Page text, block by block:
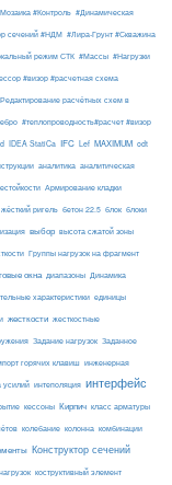
#Контроль #Динамическая
сечений #НДМ #Лира-Грунт #Скважина
режим СТК #Массы #Нагрузки
#визор #расчетная схема
расчётных схем в
#теплопроводность#расчет #визор
IDEA StatiCa IFC Lef MAXIMUM odt
аналитика аналитическая
Армирование кладки
ригель бетон 22.5 блок блоки
выбор высота сжатой зоны
Группы нагрузок на фрагмент
окна диапазоны Динамика
характеристики единицы
жесткости жесткостные
Задание нагрузок Заданное
горячих клавиш инженерная
усилий интеполяция интерфейс
кессоны Кирпич класс арматуры
колебание колонна комбинации
Конструктор сечений
коструктивный элемент